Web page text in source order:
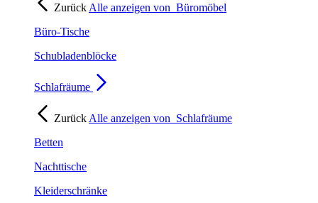
Zurück Alle anzeigen von Büromöbel
Büro-Tische
Schubladenblöcke
Schlafräume
Zurück Alle anzeigen von Schlafräume
Betten
Nachttische
Kleiderschränke